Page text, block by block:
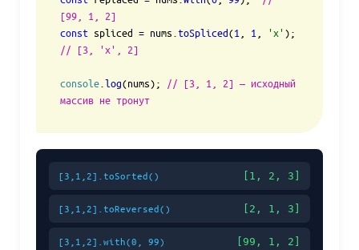
[99, 1, 2]
const spliced = nums. toSpliced (1 1 'x'
// [3, 'x', 2]
console log(nums);
// [3, 1, 2] — исходный
массив не тронут
[3,1,2].toSorted() [1, 2, 3]
[3,1,2].toReversed() [2, 1, 3]
[3,1,2].with(0, 99) [99, 1, 2]